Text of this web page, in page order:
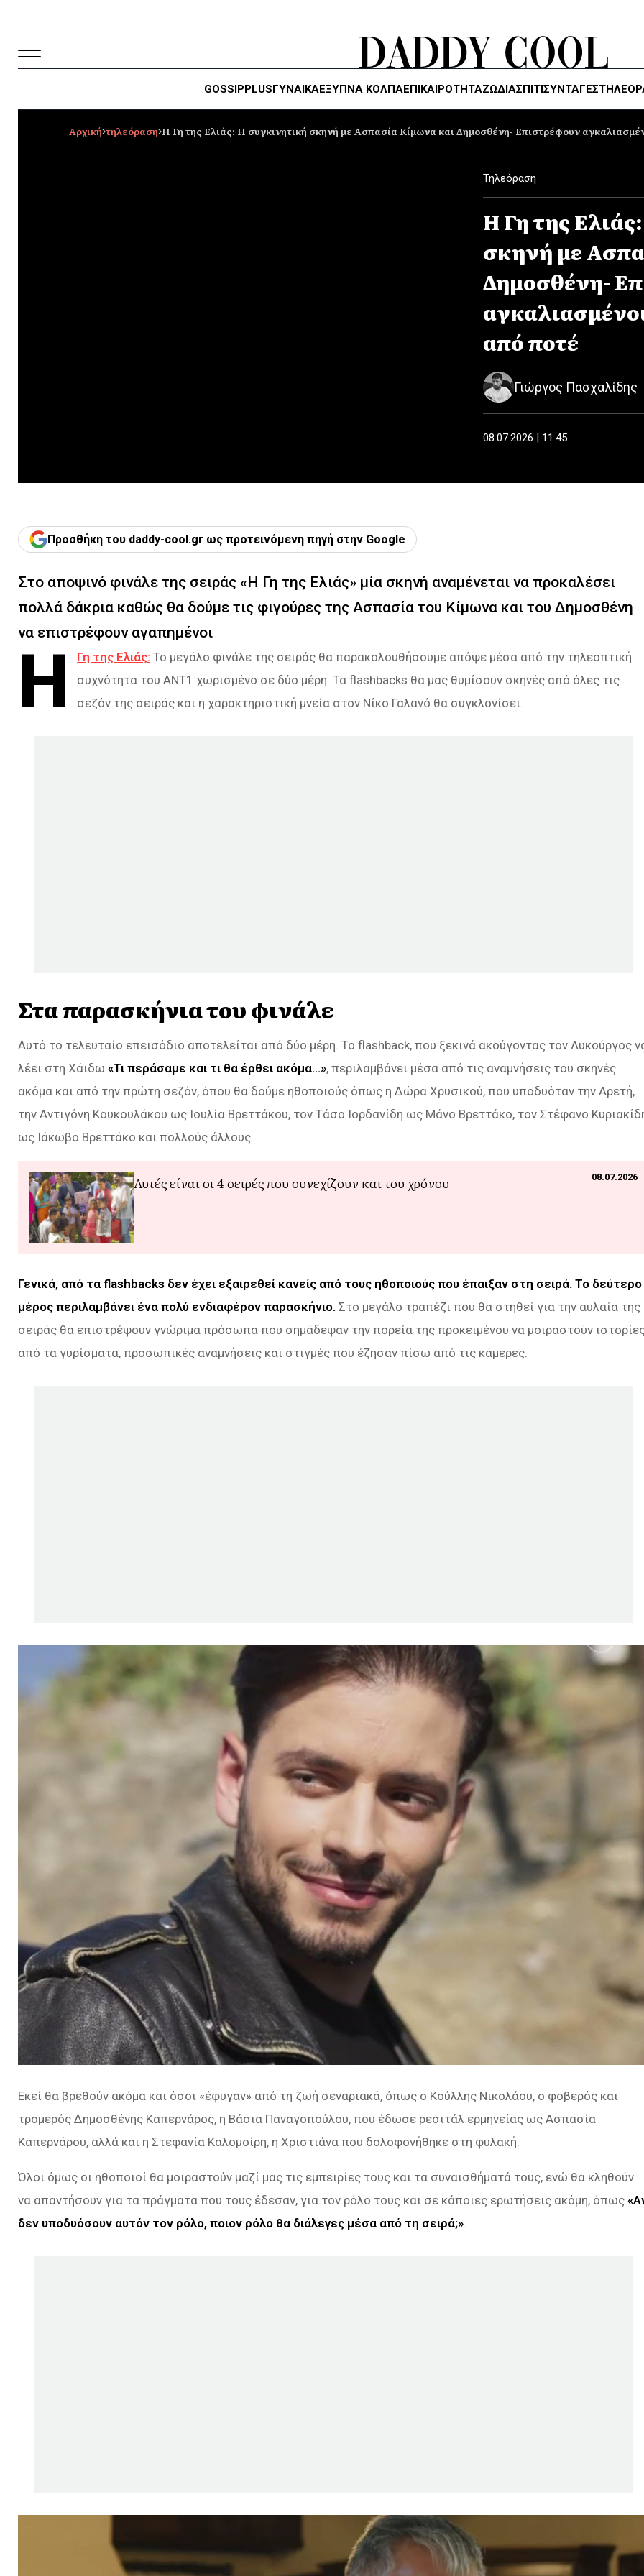
GOSSIPPLUSΓΥΝΑΙΚΑΈΞΥΠΝΑ ΚΌΛΠΑΕΠΙΚΑΙΡΟΤΗΤΑΖΏΔΙΑΣΠΙΤΙΣΥΝΤΑΓΕΣ
Αρχική τηλεόραση Η Γη της Ελιάς: Η συγκινητική σκηνή με Ασπασία Κίμωνα και Δημοσθένη- Επιστρέφουν
Τηλεόραση
Η Γη της
σκηνή με
Δημοσθένη-
από ποτέ
Γιώργος Πασχαλίδης
08.07.2026 | 11:45
Προσθήκη του daddy-cool.gr ως προτεινόμενη πηγή στην Google
Στο αποψινό φινάλε της σειράς «Η Γη της Ελιάς» μία σκηνή αναμένεται να προκαλέσει
πολλά δάκρια καθώς θα δούμε τις φιγούρες της Ασπασία του Κίμωνα και του Δημοσθένη
να επιστρέφουν αγαπημένοι
Η Γη της Ελιάς: Το μεγάλο φινάλε της σειράς θα παρακολουθήσουμε απόψε μέσα από την τηλεοπτική
συχνότητα του ΑΝΤ1 χωρισμένο σε δύο μέρη. Τα flashbacks θα μας θυμίσουν σκηνές από όλες τις
σεζόν της σειράς και η χαρακτηριστική μνεία στον Νίκο Γαλανό θα συγκλονίσει.
Στα παρασκήνια του φινάλε
Αυτό το τελευταίο επεισόδιο αποτελείται από δύο μέρη. Το flashback, που ξεκινά ακούγοντας τον Λυκούργος
λέει στη Χάιδω «Τι περάσαμε και τι θα έρθει ακόμα…», περιλαμβάνει μέσα από τις αναμνήσεις του σκηνές
ακόμα και από την πρώτη σεζόν, όπου θα δούμε ηθοποιούς όπως η Δώρα Χρυσικού, που υποδυόταν την Αρετή,
την Αντιγόνη Κουκουλάκου ως Ιουλία Βρεττάκου, τον Τάσο Ιορδανίδη ως Μάνο Βρεττάκο, τον Στέφανο
ως Ιάκωβο Βρεττάκο και πολλούς άλλους.
08.07.2026
Αυτές είναι οι 4 σειρές που συνεχίζουν και του χρόνου
Γενικά, από τα flashbacks δεν έχει εξαιρεθεί κανείς από τους ηθοποιούς που έπαιξαν στη σειρά. Το δεύτερο
μέρος περιλαμβάνει ένα πολύ ενδιαφέρον παρασκήνιο. Στο μεγάλο τραπέζι που θα στηθεί για την αυλαία της
σειράς θα επιστρέψουν γνώριμα πρόσωπα που σημάδεψαν την πορεία της προκειμένου να μοιραστούν
από τα γυρίσματα, προσωπικές αναμνήσεις και στιγμές που έζησαν πίσω από τις κάμερες.
Εκεί θα βρεθούν ακόμα και όσοι «έφυγαν» από τη ζωή σεναριακά, όπως ο Κούλλης Νικολάου, ο φοβερός και
τρομερός Δημοσθένης Καπερνάρος, η Βάσια Παναγοπούλου, που έδωσε ρεσιτάλ ερμηνείας ως Ασπασία
Καπερνάρου, αλλά και η Στεφανία Καλομοίρη, η Χριστιάνα που δολοφονήθηκε στη φυλακή.
Όλοι όμως οι ηθοποιοί θα μοιραστούν μαζί μας τις εμπειρίες τους και τα συναισθήματά τους, ενώ θα κληθούν
να απαντήσουν για τα πράγματα που τους έδεσαν, για τον ρόλο τους και σε κάποιες ερωτήσεις ακόμη, όπως
δεν υποδυόσουν αυτόν τον ρόλο, ποιον ρόλο θα διάλεγες μέσα από τη σειρά;»